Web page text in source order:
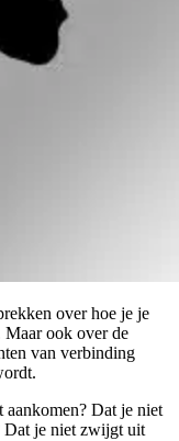
over hoe je je
Maar ook over de
van verbinding
Dat je niet
Dat je niet zwijgt uit